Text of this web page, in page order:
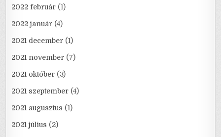
2022 február (1)
2022 január (4)
2021 december (1)
2021 november (7)
2021 október (3)
2021 szeptember (4)
2021 augusztus (1)
2021 július (2)